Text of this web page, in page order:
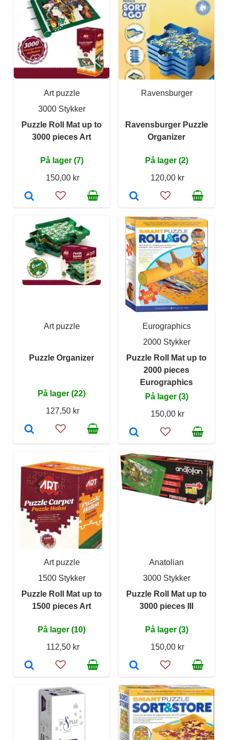
Art puzzle
3000 Stykker
Puzzle Roll Mat up to
3000 pieces Art
På lager (7)
150,00 kr
Ravensburger
Ravensburger Puzzle
Organizer
På lager (2)
120,00 kr
Art puzzle
Puzzle Organizer
På lager (22)
127,50 kr
Eurographics
2000 Stykker
Puzzle Roll Mat up to
2000 pieces
Eurographics
På lager (3)
150,00 kr
Art puzzle
1500 Stykker
Puzzle Roll Mat up to
1500 pieces Art
På lager (10)
112,50 kr
Anatolian
3000 Stykker
Puzzle Roll Mat up to
3000 pieces III
På lager (3)
150,00 kr